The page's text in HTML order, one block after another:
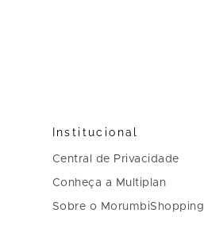
Institucional
Central de Privacidade
Conheça a Multiplan
Sobre o MorumbiShopping